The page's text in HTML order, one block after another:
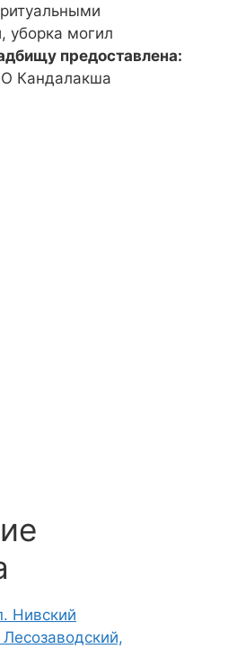
уборка могил
предоставлена:
Кандалакша
Нивский